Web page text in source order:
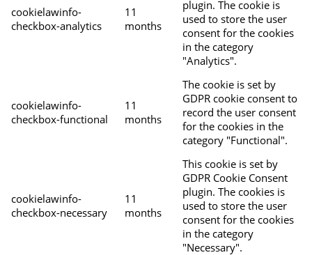
cookielawinfo-
checkbox-analytics
11
months
plugin. The cookie is
used to store the user
consent for the cookies
in the category
"Analytics".
cookielawinfo-
checkbox-functional
11
months
The cookie is set by
GDPR cookie consent to
record the user consent
for the cookies in the
category "Functional".
cookielawinfo-
checkbox-necessary
11
months
This cookie is set by
GDPR Cookie Consent
plugin. The cookies is
used to store the user
consent for the cookies
in the category
"Necessary".